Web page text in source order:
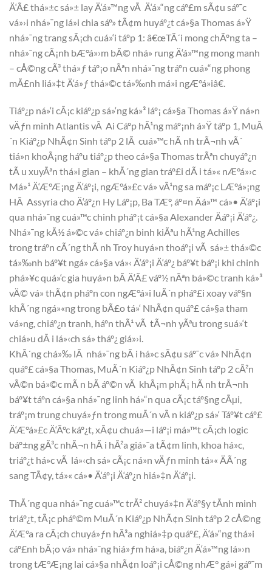
Ä‘Ã£ thá»±c sá»± lay Ä‘á»™ng vÃ Ä‘á»“ng cáº£m sÃ¢u sáº¯c
vá»›i nhá»¯ng lá»i chia sáº» tÃ¢m huyáº¿t cá»§a Thomas á»Ÿ
nhá»¯ng trang sÃ¡ch cuá»‘i táº­p 1: â€œTÃ´i mong chÃºng ta –
nhá»¯ng cÃ¡nh bÆ°á»›m bÃ© nhá» rung Ä‘á»™ng mong manh
– cÅ©ng cÃ³ thá»ƒ táº¡o nÃªn nhá»¯ng tráº­n cuá»“ng phong
mÃ£nh liá»‡t Ä‘á»ƒ thá»©c tá»‰nh má»i ngÆ°á»iâ€.
Tiáº¿p ná»‘i cÃ¡c kiáº¿p sá»‘ng ká»³ láº¡ cá»§a Thomas á»Ÿ ná»n
vÄƒn minh Atlantis vÃ Ai Cáº­p hÃ¹ng máº¡nh á»Ÿ táº­p 1, MuÃ
´n Kiáº¿p NhÃ¢n Sinh táº­p 2 lÃ cuá»™c hÃ nh trÃ¬nh vÃ´
tiá»n khoÃ¡ng háº­u tiáº¿p theo cá»§a Thomas trÃªn chuyáº¿n
tÃ u xuyÃªn thá»i gian – khÃ´ng gian tráº£i dÃ i tá»« nÆ°á»›c
Má»¹ Ä‘Æ°Æ¡ng Ä‘áº¡i, ngÆ°á»£c vá» vÃ¹ng sa máº¡c LÆ°á»¡ng
HÃ Assyria cho Ä‘áº¿n Hy Láº¡p, Ba TÆ°, áº¤n Äá»™ cá»• Ä‘áº¡i
qua nhá»¯ng cuá»™c chinh pháº¡t cá»§a Alexander Äáº¡i Ä‘áº¿.
Nhá»¯ng kÃ½ á»©c vá» chiáº¿n binh kiÃªu hÃ¹ng Achilles
trong tráº­n cÃ´ng thÃ nh Troy huyá»n thoáº¡i vÃ sá»± thá»©c
tá»‰nh báº¥t ngá» cá»§a vá»‹ Ä‘áº¡i Ä‘áº¿ báº¥t báº¡i khi chinh
phá»¥c quá»‘c gia huyá»n bÃ­ Ä‘Ã£ váº½ nÃªn bá»©c tranh ká»³
vÄ© vá» thÃ¢n pháº­n con ngÆ°á»i luÃ´n pháº£i xoay váº§n
khÃ´ng ngá»«ng trong bÃ£o tá»‘ NhÃ¢n quáº£ cá»§a tham
vá»ng, chiáº¿n tranh, háº­n thÃ¹ vÃ tÃ¬nh yÃªu trong suá»‘t
chiá»u dÃ i lá»‹ch sá»­ tháº¿ giá»›i.
KhÃ´ng chá»‰ lÃ nhá»¯ng bÃ i há»c sÃ¢u sáº¯c vá» NhÃ¢n
quáº£ cá»§a Thomas, MuÃ´n Kiáº¿p NhÃ¢n Sinh táº­p 2 cÃ²n
vÃ©n bá»©c mÃ n bÃ­ áº©n vÃ khÃ¡m phÃ¡ hÃ nh trÃ¬nh
báº¥t táº­n cá»§a nhá»¯ng linh há»“n qua cÃ¡c táº§ng cÃµi,
tráº¡m trung chuyá»ƒn trong muÃ´n vÃ n kiáº¿p sá»‘ Táº¥t cáº£
Ä‘Æ°á»£c Ä‘Ãºc káº¿t, xÃ¢u chuá»—i láº¡i má»™t cÃ¡ch logic
báº±ng gÃ³c nhÃ¬n hÃ i hÃ²a giá»¯a tÃ¢m linh, khoa há»c,
triáº¿t há»c vÃ lá»‹ch sá»­ cÃ¡c ná»n vÄƒn minh tá»« ÄÃ´ng
sang TÃ¢y, tá»« cá»• Ä‘áº¡i Ä‘áº¿n hiá»‡n Ä‘áº¡i.
ThÃ´ng qua nhá»¯ng cuá»™c trÃ² chuyá»‡n Ä‘áº§y tÃ­nh minh
triáº¿t, tÃ¡c pháº©m MuÃ´n Kiáº¿p NhÃ¢n Sinh táº­p 2 cÅ©ng
Ä‘Æ°a ra cÃ¡ch chuyá»ƒn hÃ³a nghiá»‡p quáº£, Ä‘á»“ng thá»i
cáº£nh bÃ¡o vá» nhá»¯ng hiá»ƒm há»a, biáº¿n Ä‘á»™ng lá»›n
trong tÆ°Æ¡ng lai cá»§a nhÃ¢n loáº¡i cÅ©ng nhÆ° gá»­i gáº¯m